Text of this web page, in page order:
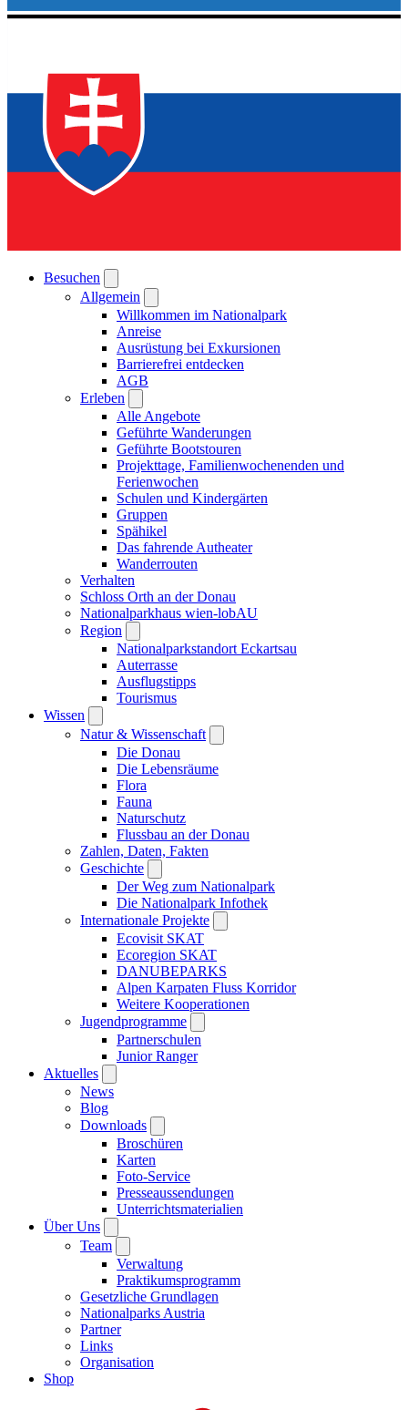
Besuchen
Allgemein
Willkommen im Nationalpark
Anreise
Ausrüstung bei Exkursionen
Barrierefrei entdecken
AGB
Erleben
Alle Angebote
Geführte Wanderungen
Geführte Bootstouren
Projekttage, Familienwochenenden und
Ferienwochen
Schulen und Kindergärten
Gruppen
Spähikel
Das fahrende Autheater
Wanderrouten
Verhalten
Schloss Orth an der Donau
Nationalparkhaus wien-lobAU
Region
Nationalparkstandort Eckartsau
Auterrasse
Ausflugstipps
Tourismus
Wissen
Natur & Wissenschaft
Die Donau
Die Lebensräume
Flora
Fauna
Naturschutz
Flussbau an der Donau
Zahlen, Daten, Fakten
Geschichte
Der Weg zum Nationalpark
Die Nationalpark Infothek
Internationale Projekte
Ecovisit SKAT
Ecoregion SKAT
DANUBEPARKS
Alpen Karpaten Fluss Korridor
Weitere Kooperationen
Jugendprogramme
Partnerschulen
Junior Ranger
Aktuelles
News
Blog
Downloads
Broschüren
Karten
Foto-Service
Presseaussendungen
Unterrichtsmaterialien
Über Uns
Team
Verwaltung
Praktikumsprogramm
Gesetzliche Grundlagen
Nationalparks Austria
Partner
Links
Organisation
Shop